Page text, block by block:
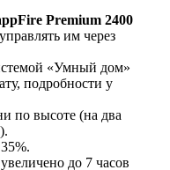
Premium 2400
им через
«Умный дом»
подробности у
по высоте (на два
до 7 часов